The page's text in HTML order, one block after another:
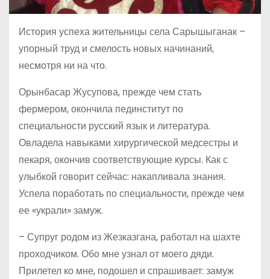
История успеха жительницы села Сарышыганак –
упорный труд и смелость новых начинаний,
несмотря ни на что.
Орынбасар Жусупова, прежде чем стать
фермером, окончила пединститут по
специальности русский язык и литература.
Овладела навыками хирургической медсестры и
пекаря, окончив соответствующие курсы. Как с
улыбкой говорит сейчас: накапливала знания.
Успела поработать по специальности, прежде чем
ее «украли» замуж.
– Супруг родом из Жезказгана, работал на шахте
проходчиком. Обо мне узнал от моего дяди.
Прилетел ко мне, подошел и спрашивает: замуж